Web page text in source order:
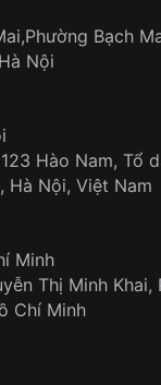
từ khi xác
215
kiểm tra và
đã bị:
chữa
VNLUX
lợi khách
cùng khách hàng
Bạch
Nội
Hào Nam, Tổ
Hà Nội, Việt Nam
Minh
Thị Minh Khai,
Chí Minh